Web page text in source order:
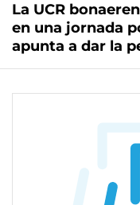
La UCR
en una jornada
apunta a dar la